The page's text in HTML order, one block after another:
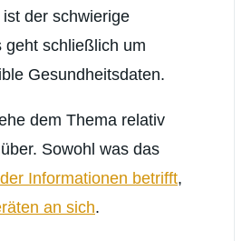
der schwierige
geht schließlich um
Gesundheitsdaten.
dem Thema relativ
Sowohl was das
Informationen betrifft,
an sich.